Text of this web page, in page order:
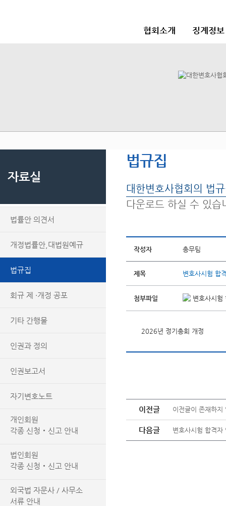
협회소개 징계정
자료실
법률안 의견서
개정법률안,대법원예규
법규집
회규 제 ·개정 공포
기타 간행물
인권과 정의
인권보고서
자기변호노트
개인회원
각종 신청‧신고 안내
법인회원
각종 신청‧신고 안내
외국법 자문사 / 사무소
서류 안내
법규집
대한변호사협회의 법
다운로드 하실 수 있습
작성자 총무팀
제목 변호사시험 합
첨부파일 변호사시
2026년 정기총회 개정
이전글 이전글이 존재하지
다음글 변호사시험 합격자